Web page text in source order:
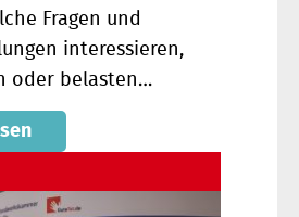
Fragen und
interessieren,
oder belasten…